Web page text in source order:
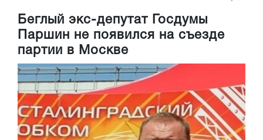
Беглый экс-депутат Госдумы
Паршин не появился на съезде
партии в Москве